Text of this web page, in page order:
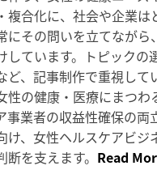
複合化に、社会や企業は
にその問いを立てながら
しています。トピックの
ど、記事制作で重視して
性の健康・医療にまつわ
事業者の収益性確保の両
け、女性ヘルスケアビジ
を支えます。 Read